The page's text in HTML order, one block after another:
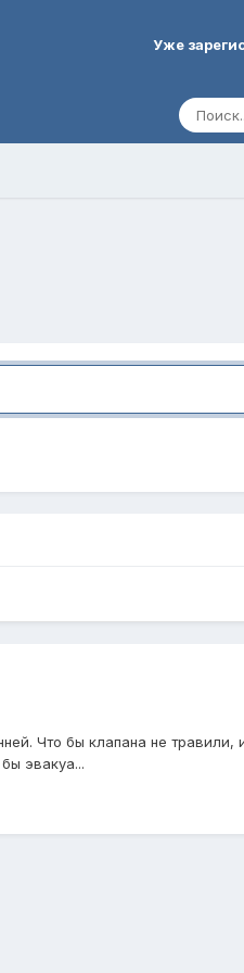
Уже
Что бы клапана не
эвакуа...